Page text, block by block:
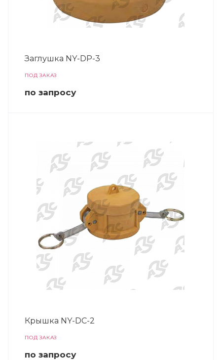
Заглушка NY-DP-3
ПОД ЗАКАЗ
по запросу
Крышка NY-DC-2
ПОД ЗАКАЗ
по запросу